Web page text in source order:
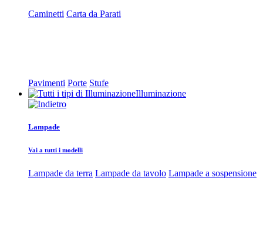
Caminetti Carta da Parati
Pavimenti Porte Stufe
Illuminazione
Lampade
Vai a tutti i modelli
Lampade da terra Lampade da tavolo Lampade a sospensione